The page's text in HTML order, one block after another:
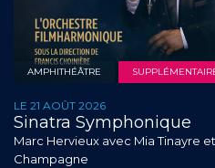
AMPHITHÉÂTRE
LE 21 AOÛT 2026
Sinatra Symphonique
Marc Hervieux avec Mia Tinayre
Champagne